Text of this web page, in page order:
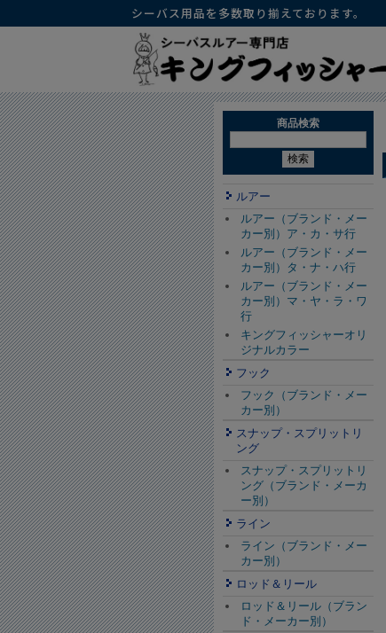
シーバス用品を多数取り揃えております。
商品検索
ルアー
ルアー（ブランド・メー
カー別）ア・カ・サ行
ルアー（ブランド・メー
カー別）タ・ナ・ハ行
ルアー（ブランド・メー
カー別）マ・ヤ・ラ・ワ
行
キングフィッシャーオリ
ジナルカラー
フック
フック（ブランド・メー
カー別）
スナップ・スプリットリ
ング
スナップ・スプリットリ
ング（ブランド・メーカ
ー別）
ライン
ライン（ブランド・メー
カー別）
ロッド＆リール
ロッド＆リール（ブラン
ド・メーカー別）